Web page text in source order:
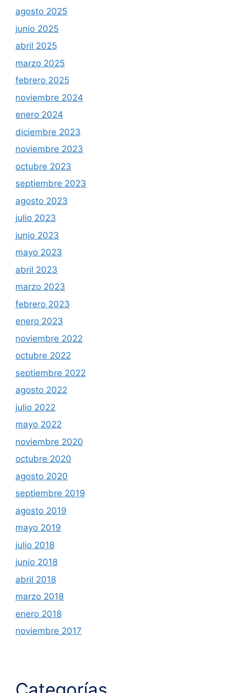
agosto 2025
junio 2025
abril 2025
marzo 2025
febrero 2025
noviembre 2024
enero 2024
diciembre 2023
noviembre 2023
octubre 2023
septiembre 2023
agosto 2023
julio 2023
junio 2023
mayo 2023
abril 2023
marzo 2023
febrero 2023
enero 2023
noviembre 2022
octubre 2022
septiembre 2022
agosto 2022
julio 2022
mayo 2022
noviembre 2020
octubre 2020
agosto 2020
septiembre 2019
agosto 2019
mayo 2019
julio 2018
junio 2018
abril 2018
marzo 2018
enero 2018
noviembre 2017